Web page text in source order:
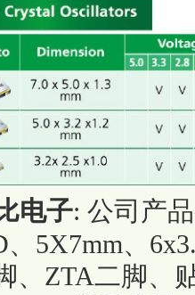
电子: 公司产
、5X7mm、
、ZTA二脚、